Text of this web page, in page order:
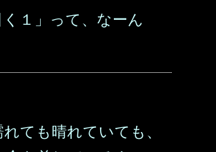
く１」って、なーん
ても晴れていても、